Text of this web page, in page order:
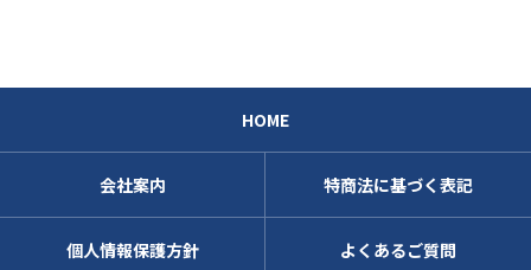
HOME
会社案内 特商法に基づく表記
個人情報保護方針 よくあるご質問